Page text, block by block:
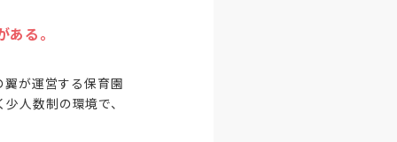
る。
が運営する保育園
人数制の環境で、